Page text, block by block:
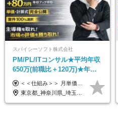
スパイシーソフト株式会社
PM/PL/ITコンサル★平均年収
650万(前職比＋120万)★年間
休日132日★残業月平均7.4h★
リモあり
＜＜仕組み＞＞ 月単価に応じて会社HPで公開しているテーブルにもとづき毎月決定されます！ https://www.tech4u.dev/payroll ＜＜実績＞＞ PM/PL・ITコンサル職の平均年収実績：650万円 前職比平均：＋120万円 ＜＜PM/PL・ITコンサル案件＞＞ ・PMO／進捗・課題管理：600〜800万円 ・要件定義／業務改善支援：650〜850万円 ・開発PM／PL：750〜1000万円 ・インフラPM／PL：750〜1000万円 ・ITコンサル／導入支援：800〜1000万円 ＜＜リーダークラス＞＞ 還元率：85〜90％ ・月単価100万円 → 年収約960万円 ・月単価120万円 → 年収約1150万円 ・月単価140万円 → 年収約1300万円 ※単価・還元率はすべて公開 ※待機時も給与保証 ※還元率は他社にあわせ社保の会社負担分も含めています 月給25万円～67万円＋賞与年2回 ※上記には、30時間分（4万5千円～12万1千円）の固定残業代が含まれています。超過分は別途支給します。 ※試用期間中も給与、福利厚生に差異なし 【固定残業代について】 固定残業30時間分（45,000円～121,000円）を含む ※超過分は別途全額支給
東京都_神奈川県_埼玉県_千葉県_大阪府_愛知県_兵庫県_京都府_福岡県